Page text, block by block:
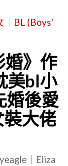
｜BL (Boys'
婚》作
美bl小
婚後愛
裝大佬
｜Eliza